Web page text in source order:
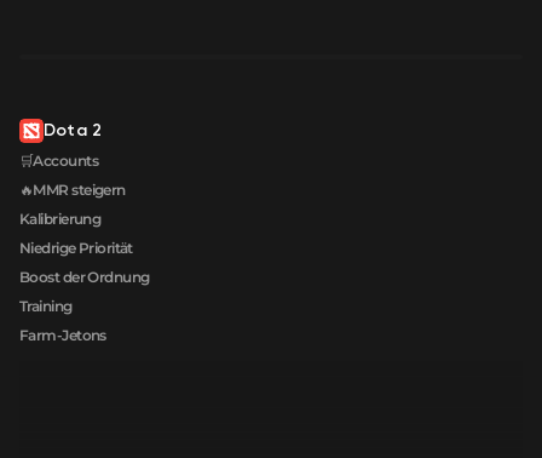
Dota 2
🛒Accounts
🔥MMR steigern
Kalibrierung
Niedrige Priorität
Boost der Ordnung
Training
Farm-Jetons